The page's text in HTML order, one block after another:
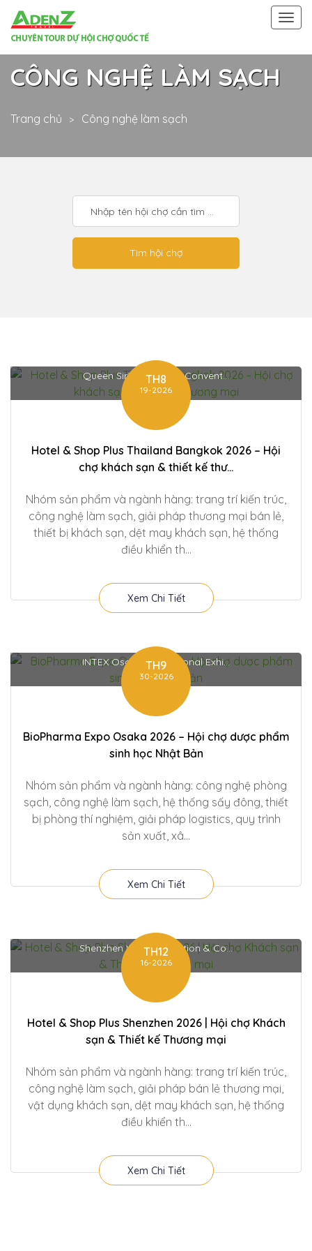
CÔNG NGHỆ LÀM SẠCH
Trang chủ Công nghệ làm sạch
Queen Sirikit National Convent...
TH8
19-2026
Hotel & Shop Plus Thailand Bangkok 2026 – Hội
chợ khách sạn & thiết kế thư...
Nhóm sản phẩm và ngành hàng: trang trí kiến trúc,
công nghệ làm sạch, giải pháp thương mại bán lẻ,
thiết bị khách sạn, dệt may khách sạn, hệ thống
điều khiển th...
Xem Chi Tiết
INTEX Osaka International Exhi...
TH9
30-2026
BioPharma Expo Osaka 2026 – Hội chợ dược phẩm
sinh học Nhật Bản
Nhóm sản phẩm và ngành hàng: công nghệ phòng
sạch, công nghệ làm sạch, hệ thống sấy đông, thiết
bị phòng thí nghiệm, giải pháp logistics, quy trình
sản xuất, xâ...
Xem Chi Tiết
Shenzhen World Exhibition & Co...
TH12
16-2026
Hotel & Shop Plus Shenzhen 2026 | Hội chợ Khách
sạn & Thiết kế Thương mại
Nhóm sản phẩm và ngành hàng: trang trí kiến trúc,
công nghệ làm sạch, giải pháp bán lẻ thương mại,
vật dụng khách sạn, dệt may khách sạn, hệ thống
điều khiển th...
Xem Chi Tiết